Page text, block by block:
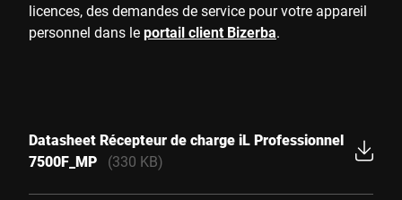
licences, des demandes de service pour votre appareil
personnel dans leportail client Bizerba.
Datasheet Récepteur de charge iL Professionnel
7500F_MP
(330 KB)